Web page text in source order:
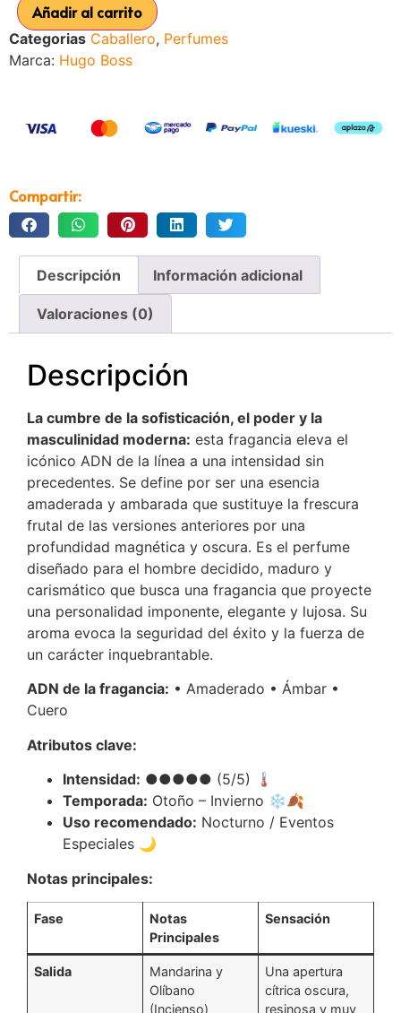
Añadir al carrito
Categorias Caballero, Perfumes
Marca: Hugo Boss
Compartir:
Descripción Información adicional
Valoraciones (0)
Descripción
La cumbre de la sofisticación, el poder y la
masculinidad moderna: esta fragancia eleva el
icónico ADN de la línea a una intensidad sin
precedentes. Se define por ser una esencia
amaderada y ambarada que sustituye la frescura
frutal de las versiones anteriores por una
profundidad magnética y oscura. Es el perfume
diseñado para el hombre decidido, maduro y
carismático que busca una fragancia que proyecte
una personalidad imponente, elegante y lujosa. Su
aroma evoca la seguridad del éxito y la fuerza de
un carácter inquebrantable.
ADN de la fragancia: • Amaderado • Ámbar •
Cuero
Atributos clave:
Intensidad: ●●●●● (5/5) 🌡️
Temporada: Otoño – Invierno ❄️🍂
Uso recomendado: Nocturno / Eventos
Especiales 🌙
Notas principales:
Fase
Notas
Principales
Sensación
Salida
Mandarina y
Olíbano
(Incienso)
Una apertura
cítrica oscura,
resinosa y muy